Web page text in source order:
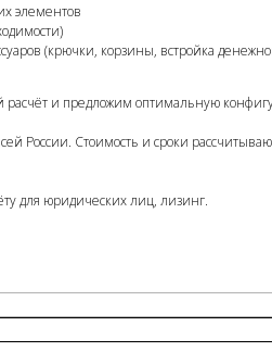
элементов
(крючки, корзины, встройка
и предложим оптимальную
России. Стоимость и сроки
для юридических лиц, лизинг.